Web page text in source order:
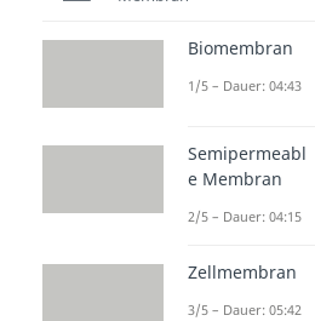
dich ein
mit sehr
dasLeben
Biomembran
1/5 – Dauer: 04:43
Semipermeabl
e Membran
2/5 – Dauer: 04:15
Zellmembran
3/5 – Dauer: 05:42